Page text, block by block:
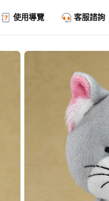
使用導覽 客服諮詢